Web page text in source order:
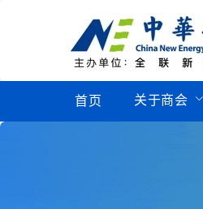
首页 关于商会